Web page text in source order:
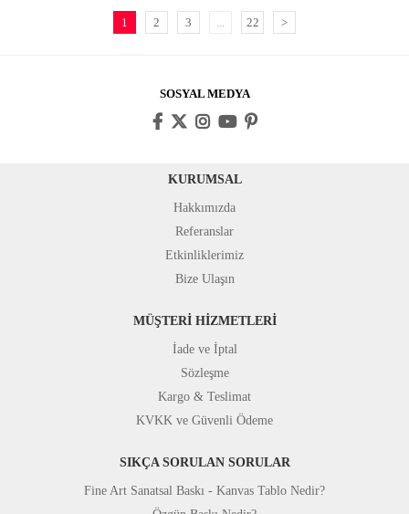
1 2 3 22 >
SOSYAL MEDYA
KURUMSAL
Hakkımızda
Referanslar
Etkinliklerimiz
Bize Ulaşın
MÜŞTERİ HİZMETLERİ
İade ve İptal
Sözleşme
Kargo & Teslimat
KVKK ve Güvenli Ödeme
SIKÇA SORULAN SORULAR
Fine Art Sanatsal Baskı - Kanvas Tablo Nedir?